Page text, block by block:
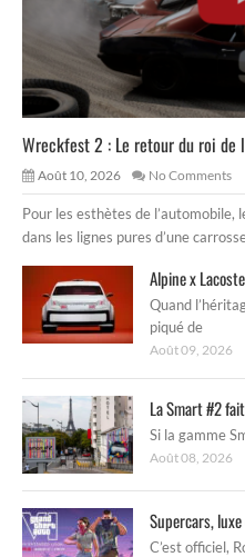
Wreckfest 2 : Le retour du roi de
Août 10, 2026 No Comments
Pour les esthètes de l’automobile,
dans les lignes pures d’une
Alpine x Lacoste
Quand
piqué de
Août 09, 2026
La Smart #2
Si la gamme
Août 08, 2026
Supercars,
C’est officiel,